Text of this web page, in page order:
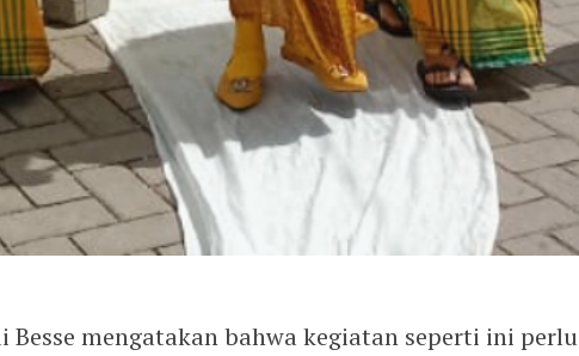
Besse mengatakan bahwa kegiatan seperti ini perlu